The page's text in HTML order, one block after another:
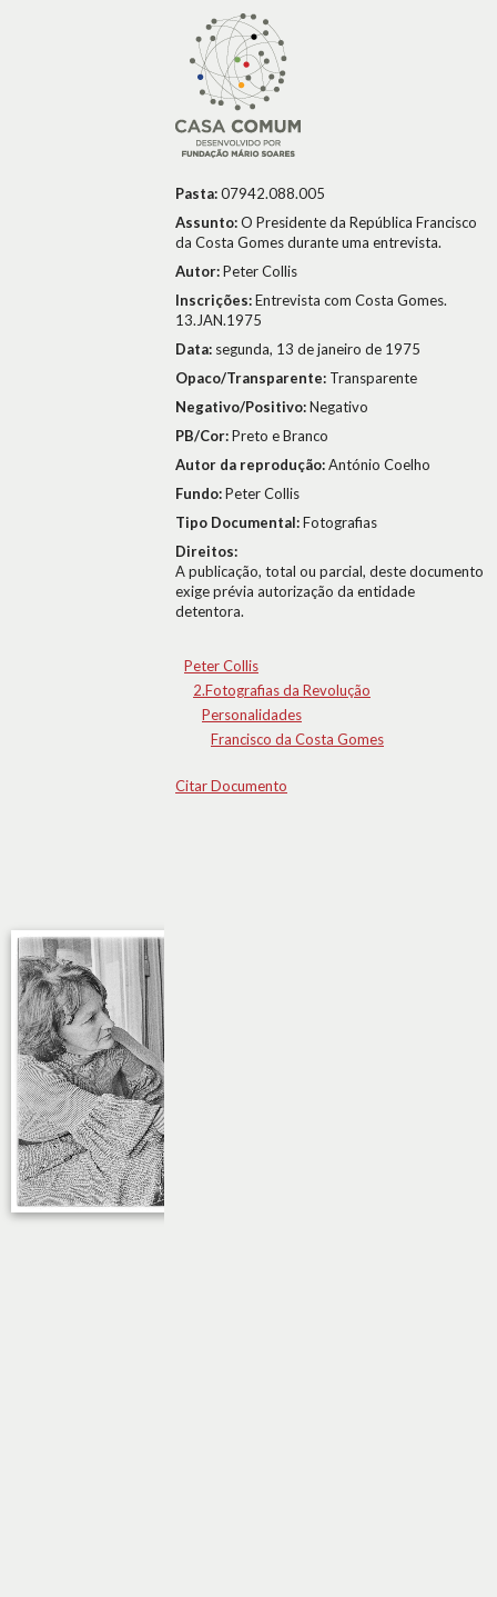
Pasta:07942.088.005
Assunto:O Presidente da República Francisco
da Costa Gomes durante uma entrevista.
Autor:Peter Collis
Inscrições:Entrevista com Costa Gomes.
13.JAN.1975
Data: segunda, 13 de janeiro de 1975
Opaco/Transparente: Transparente
Negativo/Positivo:Negativo
PB/Cor:Preto e Branco
Autor da reprodução:António Coelho
Fundo:Peter Collis
Tipo Documental:Fotografias
Direitos:
A publicação, total ou parcial, deste documento
exige prévia autorização da entidade
detentora.
Peter Collis
2.Fotografias da Revolução
Personalidades
Francisco da Costa Gomes
Citar Documento